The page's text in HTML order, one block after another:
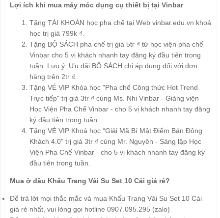
Lợi ích khi mua máy móc dụng cụ thiết bị tại Vinbar
Tặng TÀI KHOẢN học pha chế tại Web vinbar.edu.vn khoá
học trị giá 799k ₫.
Tặng BỘ SÁCH pha chế trị giá 5tr ₫ từ học viện pha chế
Vinbar cho 5 vị khách nhanh tay đăng ký đầu tiên trong
tuần. Lưu ý: Ưu đãi BỘ SÁCH chỉ áp dụng đối với đơn
hàng trên 2tr ₫.
Tặng VÉ VIP Khóa học "Pha chế Công thức Hot Trend
Trực tiếp" trị giá 3tr ₫ cùng Ms. Nhi Vinbar - Giảng viện
Học Viện Pha Chế Vinbar - cho 5 vị khách nhanh tay đăng
ký đầu tiên trong tuần.
Tặng VÉ VIP Khoá học “Giải Mã Bí Mật Điểm Bán Đông
Khách 4.0” trị giá 3tr ₫ cùng Mr. Nguyên - Sáng lập Học
Viện Pha Chế Vinbar - cho 5 vị khách nhanh tay đăng ký
đầu tiên trong tuần.
Mua ở đâu Khẩu Trang Vải Su Set 10 Cái giá rẻ?
Để trả lời mọi thắc mắc và mua Khẩu Trang Vải Su Set 10 Cái
giá rẻ nhất, vui lòng gọi hotline 0907.095.295 (zalo)